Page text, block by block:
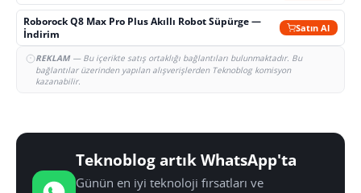
Roborock Q8 Max Pro Plus Akıllı Robot Süpürge —
İndirim
Satın Al
REKLAM— Bu içerikte satış ortaklığı bağlantıları bulunmaktadır. Bu
bağlantılar üzerinden yapılan alışverişlerden Teknoblog komisyon
kazanabilir.
Teknoblog artık WhatsApp'ta
Günün en iyi teknoloji fırsatları ve